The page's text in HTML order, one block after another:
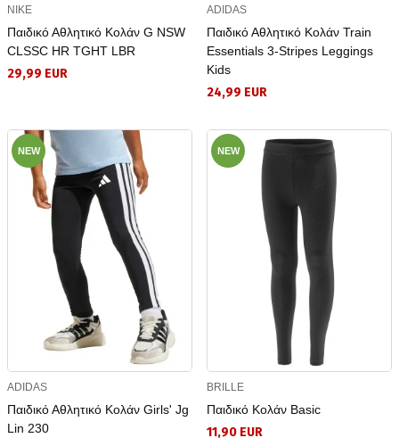
NIKE
Παιδικό Αθλητικό Κολάν G NSW
CLSSC HR TGHT LBR
29,99 EUR
ADIDAS
Παιδικό Αθλητικό Κολάν Train
Essentials 3-Stripes Leggings
Kids
24,99 EUR
NEW
ADIDAS
Παιδικό Αθλητικό Κολάν Girls' Jg
Lin 230
NEW
BRILLE
Παιδικό Κολάν Basic
11,90 EUR